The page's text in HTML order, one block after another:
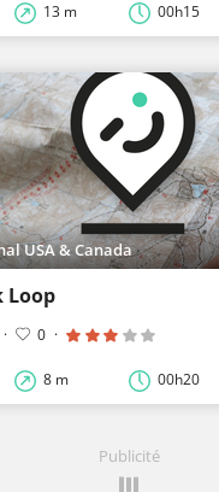
13 m 00h15
USA & Canada
Loop
· 0 ·
8 m 00h20
Publicité